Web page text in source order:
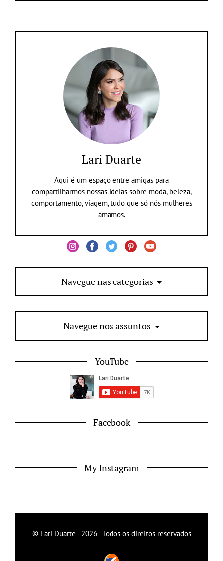
Lari Duarte
Aqui é um espaço entre amigas para
compartilharmos nossas ideias sobre moda, beleza,
comportamento, viagem, tudo que só nós mulheres
amamos.
Navegue nas categorias
Navegue nos assuntos
YouTube
Facebook
My Instagram
© Lari Duarte - 2026 - Todos os direitos reservados